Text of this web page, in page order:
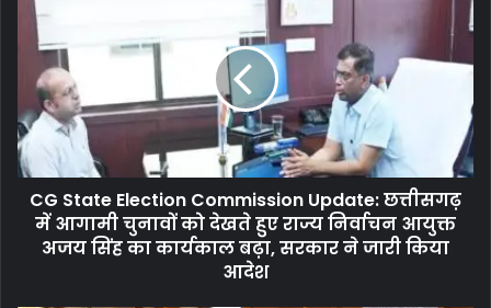
State
Election
Commission
Update:
छत्तीसगढ़
में
आगामी
चुनावों
देखते
CG State Election Commission Update: छत्तीसगढ़
में आगामी चुनावों को देखते हुए राज्य निर्वाचन आयुक्त
अजय सिंह का कार्यकाल बढ़ा, सरकार ने जारी किया
आदेश